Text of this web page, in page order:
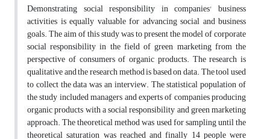
Demonstrating social responsibility in companies' business
activities is equally valuable for advancing social and business
goals. The aim of this study was to present the model of corporate
social responsibility in the field of green marketing from the
perspective of consumers of organic products. The research is
qualitative and the research method is based on data. The tool used
to collect the data was an interview. The statistical population of
the study included managers and experts of companies producing
organic products with a social responsibility and green marketing
approach. The theoretical method was used for sampling until the
theoretical saturation was reached and finally 14 people were